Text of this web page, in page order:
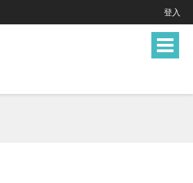
登入
Toggle